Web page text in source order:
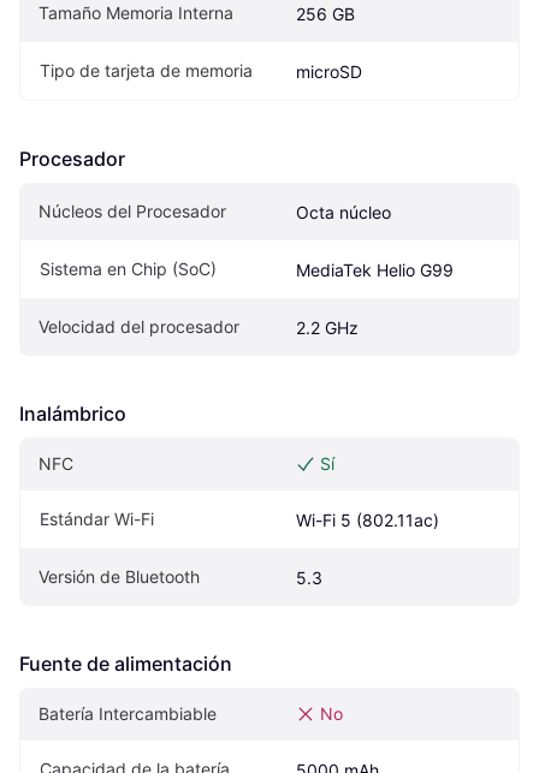
Tamaño Memoria Interna 256 GB
Tipo de tarjeta de memoria microSD
Procesador
Núcleos del Procesador Octa núcleo
Sistema en Chip (SoC) MediaTek Helio G99
Velocidad del procesador 2.2 GHz
Inalámbrico
NFC Sí
Estándar Wi-Fi Wi-Fi 5 (802.11ac)
Versión de Bluetooth 5.3
Fuente de alimentación
Batería Intercambiable No
Capacidad de la batería